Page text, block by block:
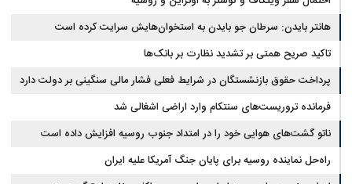
هانتر بایدن: سرطان جو بایدن به استخوان‌هایش سرایت کرده است
تاکید صریح همتی بر تشدید نظارت بر بانک‌ها
پرداخت حقوق بازنشستگان در شرایط فعلی فشار مالی سنگینی بر دولت دارد
فرمانده تروریست‌های سنتکام وارد اراضی اشغالی شد
ناتو گشت‌های هوایی خود را در امتداد جنوب روسیه افزایش داده است
راه‌حل نماینده روسیه برای پایان جنگ آمریکا علیه ایران